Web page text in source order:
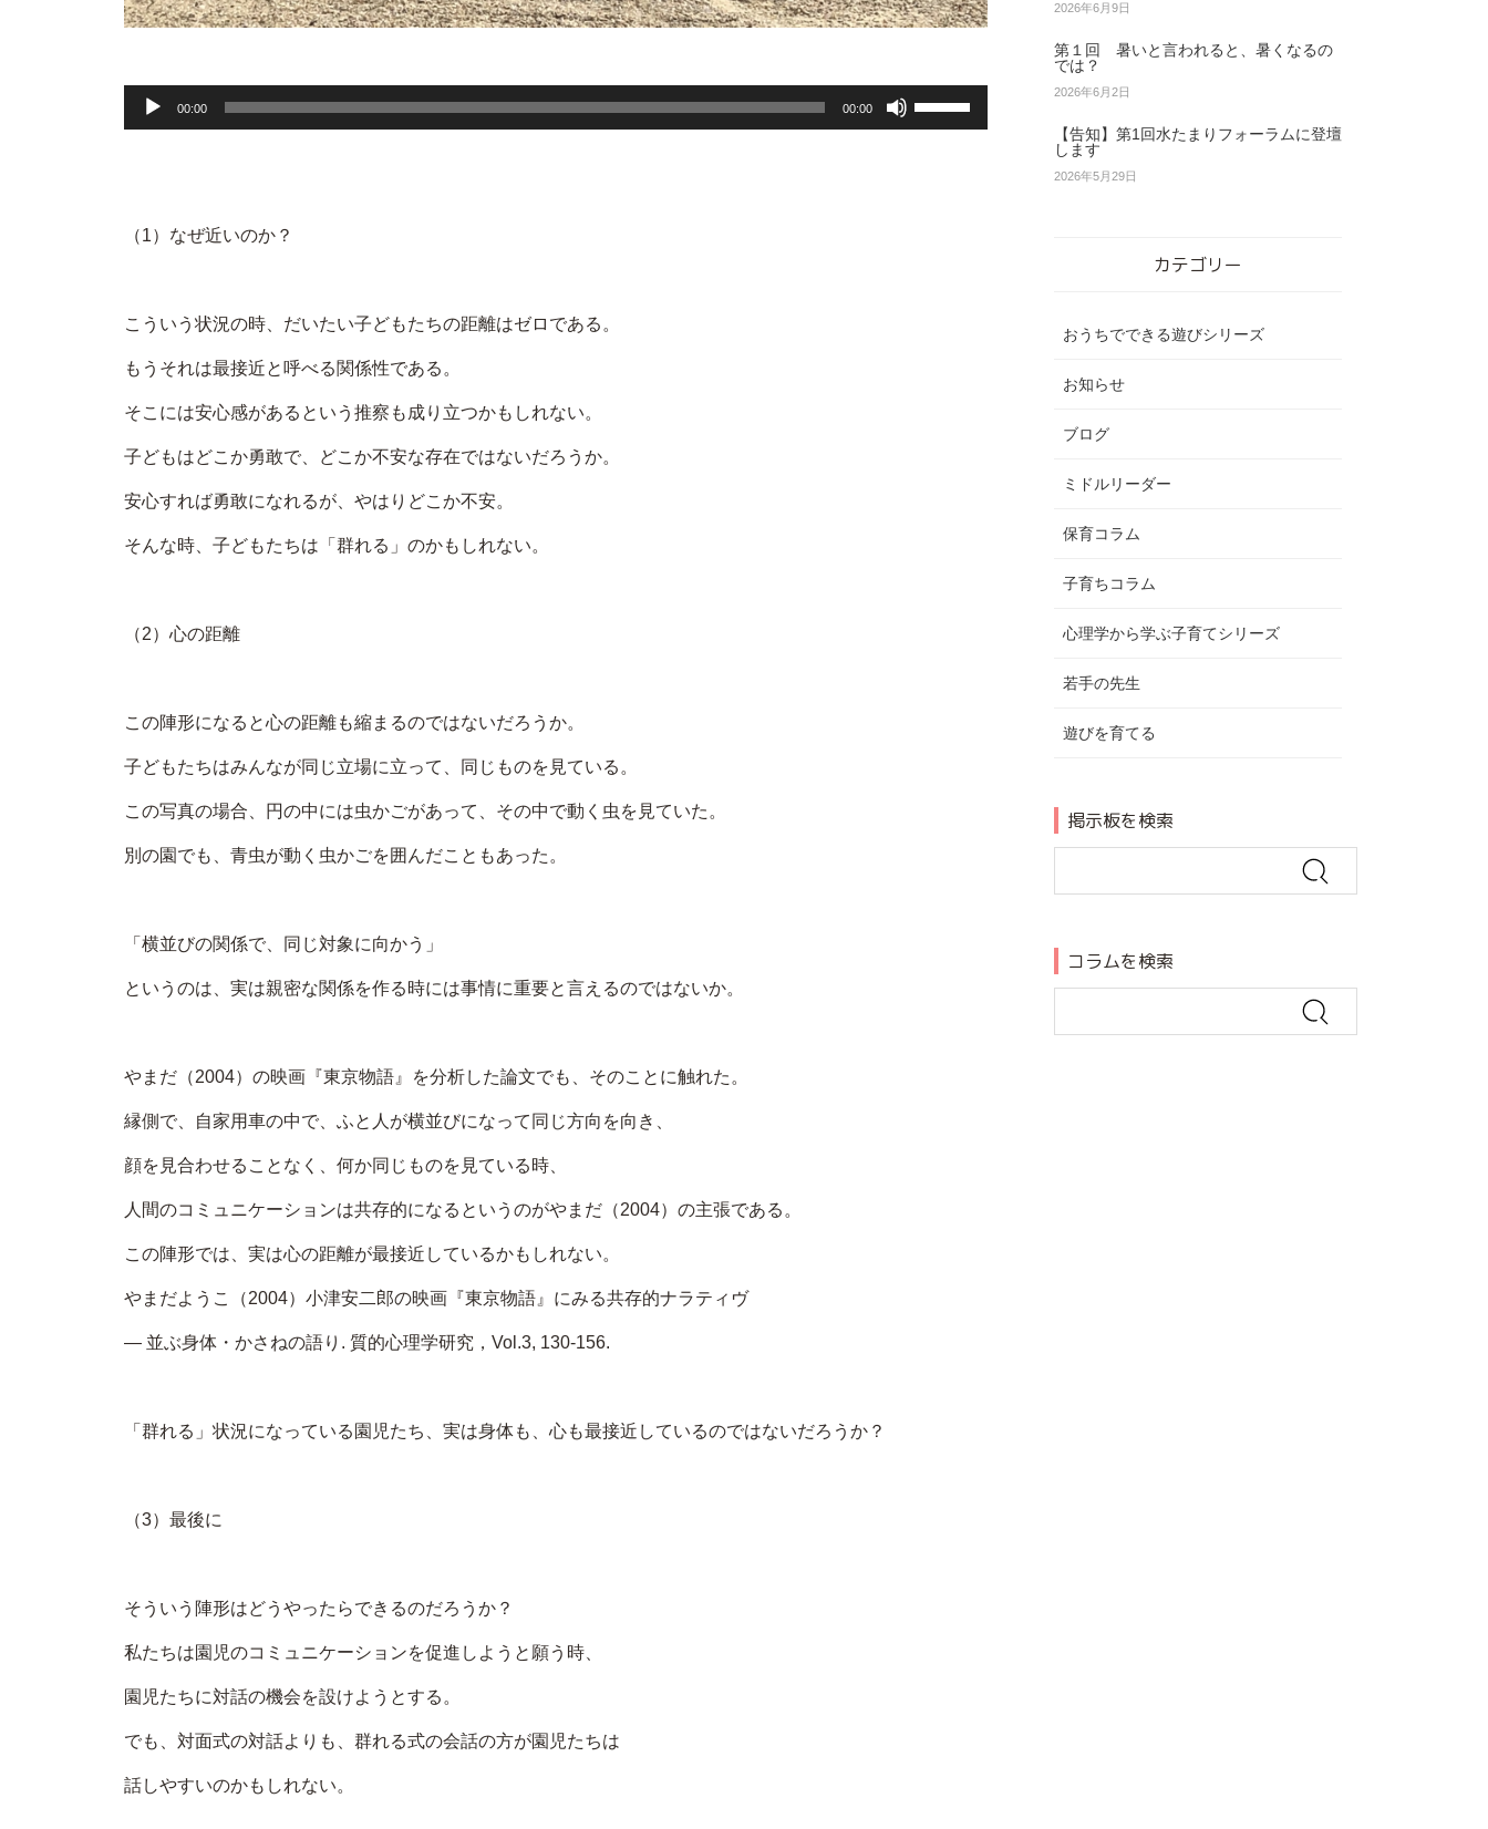
ー
ー
00:00 00:00
ボ
（1）なぜ近いのか？
こういう状況の時、だいたい子どもたちの距離はゼロである。
もうそれは最接近と呼べる関係性である。
そこには安心感があるという推察も成り立つかもしれない。
子どもはどこか勇敢で、どこか不安な存在ではないだろうか。
安心すれば勇敢になれるが、やはりどこか不安。
そんな時、子どもたちは「群れる」のかもしれない。
（2）心の距離
この陣形になると心の距離も縮まるのではないだろうか。
子どもたちはみんなが同じ立場に立って、同じものを見ている。
この写真の場合、円の中には虫かごがあって、その中で動く虫を見ていた。
別の園でも、青虫が動く虫かごを囲んだこともあった。
「横並びの関係で、同じ対象に向かう」
というのは、実は親密な関係を作る時には事情に重要と言えるのではないか。
やまだ（2004）の映画『東京物語』を分析した論文でも、そのことに触れた。
縁側で、自家用車の中で、ふと人が横並びになって同じ方向を向き、
顔を見合わせることなく、何か同じものを見ている時、
人間のコミュニケーションは共存的になるというのがやまだ（2004）の主張である。
この陣形では、実は心の距離が最接近しているかもしれない。
やまだようこ（2004）小津安二郎の映画『東京物語』にみる共存的ナラティヴ
― 並ぶ身体・かさねの語り. 質的心理学研究，Vol.3, 130-156.
「群れる」状況になっている園児たち、実は身体も、心も最接近しているのではないだろうか？
（3）最後に
そういう陣形はどうやったらできるのだろうか？
私たちは園児のコミュニケーションを促進しようと願う時、
園児たちに対話の機会を設けようとする。
でも、対面式の対話よりも、群れる式の会話の方が園児たちは
話しやすいのかもしれない。
2026年6月9日
第１回 暑いと言われると、暑くなるの
では？
2026年6月2日
【告知】第1回水たまりフォーラムに登壇
します
2026年5月29日
カテゴリー
おうちでできる遊びシリーズ
お知らせ
ブログ
ミドルリーダー
保育コラム
子育ちコラム
心理学から学ぶ子育てシリーズ
若手の先生
遊びを育てる
掲示板を検索
コラムを検索